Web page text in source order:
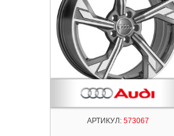
АРТИКУЛ:573067